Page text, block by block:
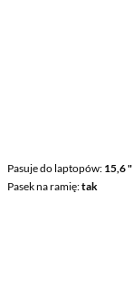
Pasuje do laptopów 15,6 "
Pasek na ramię tak